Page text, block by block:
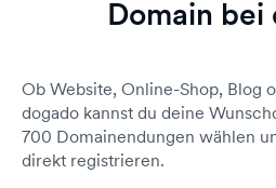
Domain bei
Ob Website, Online-Shop, Blog
dogado kannst du deine
700 Domainendungen wählen
direkt registrieren.